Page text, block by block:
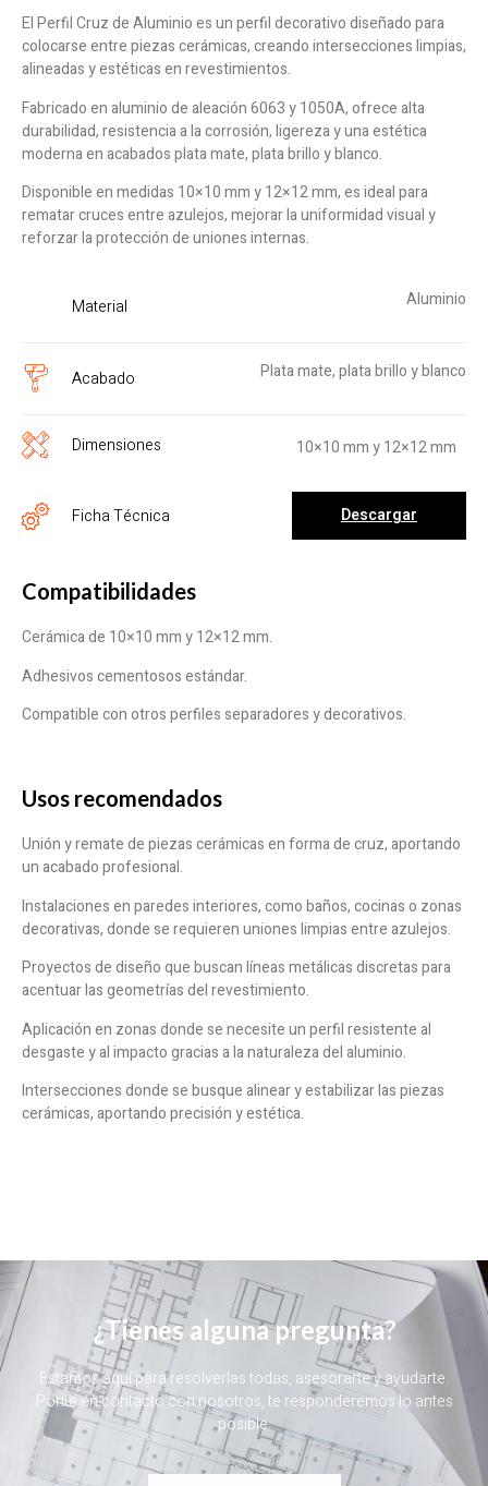
El Perfil Cruz de Aluminio es un perfil decorativo diseñado para
colocarse entre piezas cerámicas, creando intersecciones limpias,
alineadas y estéticas en revestimientos.
Fabricado en aluminio de aleación 6063 y 1050A, ofrece alta
durabilidad, resistencia a la corrosión, ligereza y una estética
moderna en acabados plata mate, plata brillo y blanco.
Disponible en medidas 10×10 mm y 12×12 mm, es ideal para
rematar cruces entre azulejos, mejorar la uniformidad visual y
reforzar la protección de uniones internas.
Material Aluminio
Acabado Plata mate, plata brillo y blanco
Dimensiones 10×10 mm y 12×12 mm
Ficha Técnica Descargar
Compatibilidades
Cerámica de 10×10 mm y 12×12 mm.
Adhesivos cementosos estándar.
Compatible con otros perfiles separadores y decorativos.
Usos recomendados
Unión y remate de piezas cerámicas en forma de cruz, aportando
un acabado profesional.
Instalaciones en paredes interiores, como baños, cocinas o zonas
decorativas, donde se requieren uniones limpias entre azulejos.
Proyectos de diseño que buscan líneas metálicas discretas para
acentuar las geometrías del revestimiento.
Aplicación en zonas donde se necesite un perfil resistente al
desgaste y al impacto gracias a la naturaleza del aluminio.
Intersecciones donde se busque alinear y estabilizar las piezas
cerámicas, aportando precisión y estética.
¿Tienes alguna pregunta?
Estamos aquí para resolverlas todas, asesorarte y ayudarte.
Ponte en contacto con nosotros, te responderemos lo antes
posible.